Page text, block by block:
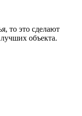
то это сделают
объекта.